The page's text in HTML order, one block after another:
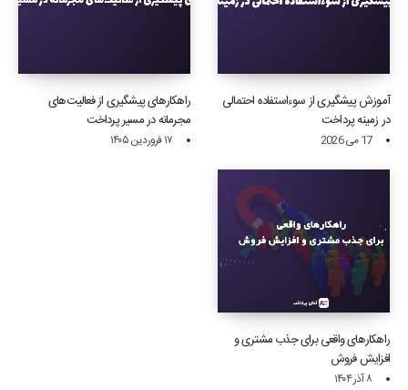
آموزش پیشگیری از سوءاستفاده احتمالی
در زمینه پرداخت‌
17 می 2026
راهکارهای پیشگیری از فعالیت‌های
مجرمانه در مسیر پرداخت
۱۷ فروردین ۱۴۰۵
راهکارهای واقعی برای جذب مشتری و
افزایش فروش
۸ آذر ۱۴۰۴